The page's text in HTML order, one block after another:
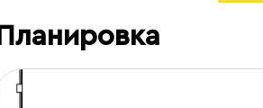
Планировка